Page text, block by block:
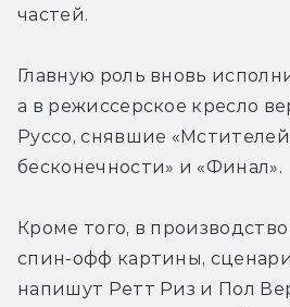
частей.
Главную роль вновь
а в режиссерское кресло
Руссо, снявшие
бесконечности» и «Финал».
Кроме того, в
спин-офф картины,
напишут Ретт Риз и Пол